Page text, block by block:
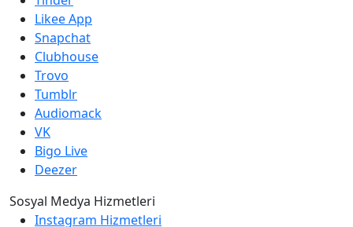
Likee App
Snapchat
Clubhouse
Trovo
Tumblr
Audiomack
VK
Bigo Live
Deezer
Sosyal Medya Hizmetleri
Instagram Hizmetleri